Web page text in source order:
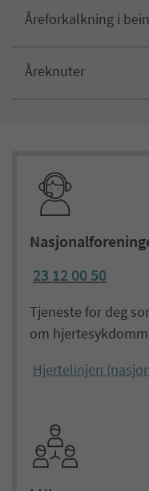
Åreforkalkning i
Åreknuter
23 12 00 50
Tjeneste for deg
om
Hjertelinjen